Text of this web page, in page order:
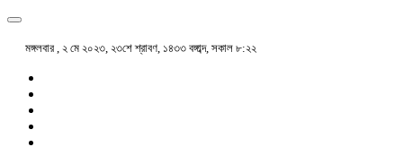
মঙ্গলবার , ২ মে ২০২৩, ২৩শে শ্রাবণ, ১৪৩৩ বঙ্গাব্দ, সকাল ৮:২২